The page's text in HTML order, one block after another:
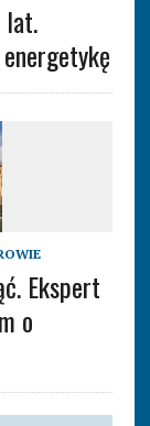
lat.
Ekspert
o